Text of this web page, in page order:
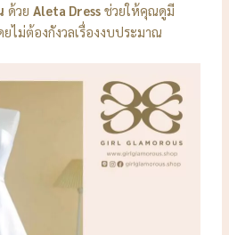
ด้วยAleta Dress ช่วยให้คุณดูมี
ไม่ต้องกังวลเรื่องงบประมาณ